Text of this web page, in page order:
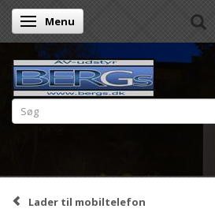
Skifte navigation
Menu
Lader til mobiltelefon